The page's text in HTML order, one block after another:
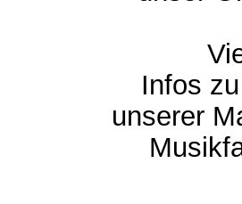
Infos
unserer